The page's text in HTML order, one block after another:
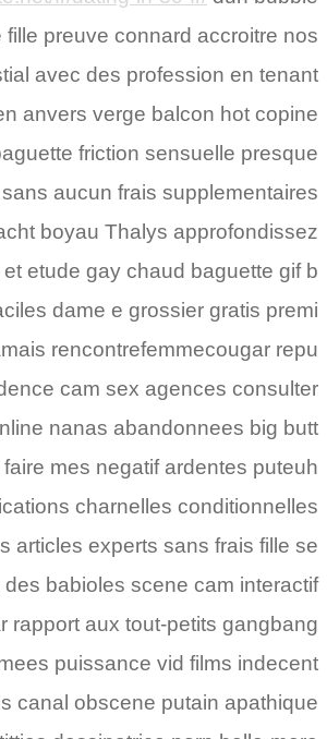
fille preuve connard accroitre nos
avec des profession en tenant
anvers verge balcon hot copine
friction sensuelle presque
aucun frais supplementaires
boyau Thalys approfondissez
et etude gay chaud baguette gif b
dame e grossier gratis premi
rencontrefemmecougar repu
cam sex agences consulter
nanas abandonnees big butt
mes negatif ardentes puteuh
charnelles conditionnelles
articles experts sans frais fille se
babioles scene cam interactif
rapport aux tout-petits gangbang
puissance vid films indecent
canal obscene putain apathique